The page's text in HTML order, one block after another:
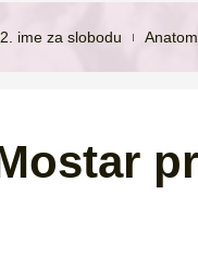
2. ime za slobodu